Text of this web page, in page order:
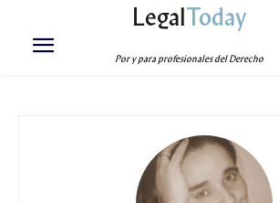
LegalToday
Por y para profesionales del Derecho